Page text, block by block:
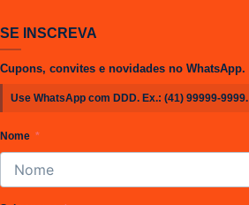
SE INSCREVA
Cupons, convites e novidades no WhatsApp.
Use WhatsApp com DDD. Ex.: (41) 99999-9999.
Nome